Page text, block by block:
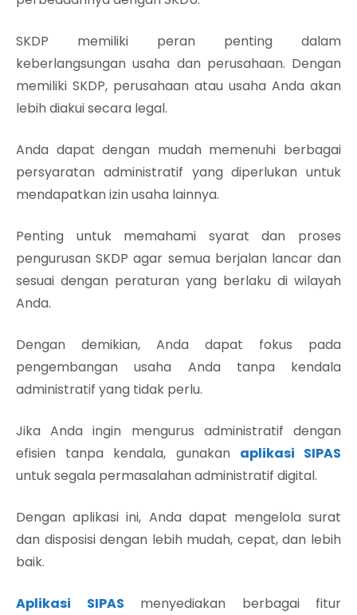
SKDP memiliki peran penting dalam
keberlangsungan usaha dan perusahaan. Dengan
memiliki SKDP, perusahaan atau usaha Anda akan
lebih diakui secara legal.
Anda dapat dengan mudah memenuhi berbagai
persyaratan administratif yang diperlukan untuk
mendapatkan izin usaha lainnya.
Penting untuk memahami syarat dan proses
pengurusan SKDP agar semua berjalan lancar dan
sesuai dengan peraturan yang berlaku di wilayah
Anda.
Dengan demikian, Anda dapat fokus pada
pengembangan usaha Anda tanpa kendala
administratif yang tidak perlu.
Jika Anda ingin mengurus administratif dengan
efisien tanpa kendala, gunakan aplikasi SIPAS
untuk segala permasalahan administratif digital.
Dengan aplikasi ini, Anda dapat mengelola surat
dan disposisi dengan lebih mudah, cepat, dan lebih
baik.
Aplikasi SIPAS menyediakan berbagai fitur